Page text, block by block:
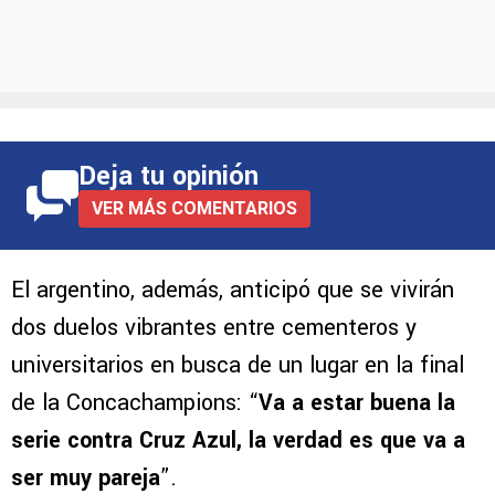
Deja tu opinión
VER MÁS COMENTARIOS
El argentino, además, anticipó que se vivirán
dos duelos vibrantes entre cementeros y
universitarios en busca de un lugar en la final
de la Concachampions: “Va a estar buena la
serie contra Cruz Azul, la verdad es que va a
ser muy pareja”.